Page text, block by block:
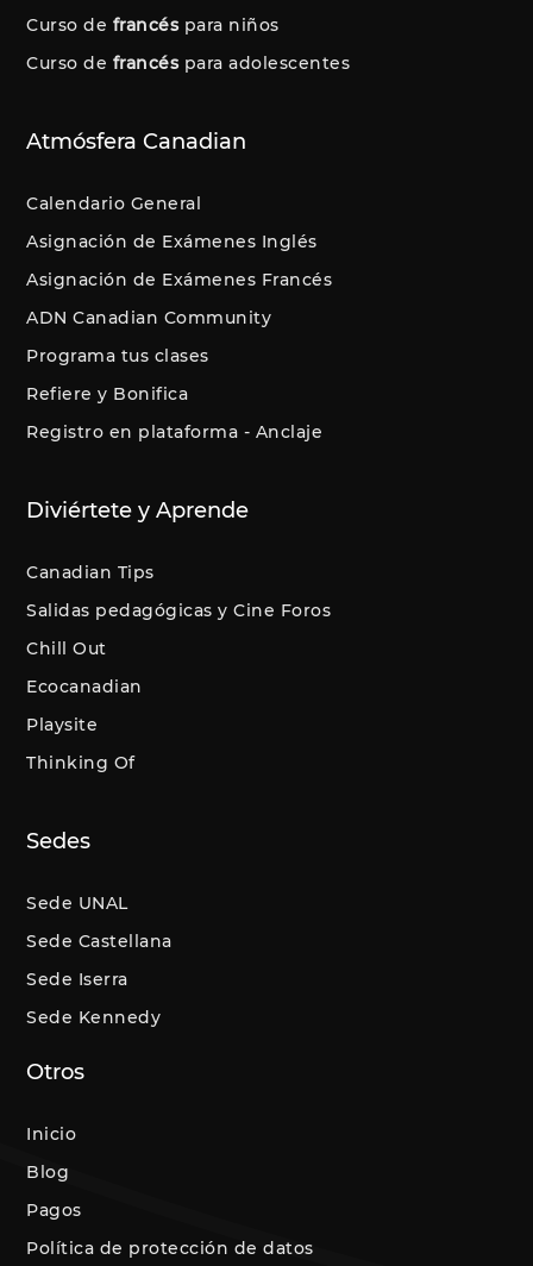
Curso de francéspara niños
Curso de francéspara adolescentes
Atmósfera Canadian
Calendario General
Asignación de Exámenes Inglés
Asignación de Exámenes Francés
ADN Canadian Community
Programa tus clases
Refiere y Bonifica
Registro en plataforma - Anclaje
Diviértete y Aprende
Canadian Tips
Salidas pedagógicas y Cine Foros
Chill Out
Ecocanadian
Playsite
Thinking Of
Sedes
Sede UNAL
Sede Castellana
Sede Iserra
Sede Kennedy
Otros
Inicio
Blog
Pagos
Política de protección de datos